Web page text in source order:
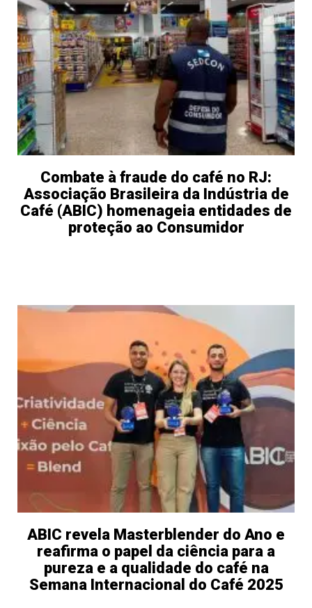
Combate à fraude do café no RJ:
Associação Brasileira da Indústria de
Café (ABIC) homenageia entidades de
proteção ao Consumidor
ABIC revela Masterblender do Ano e
reafirma o papel da ciência para a
pureza e a qualidade do café na
Semana Internacional do Café 2025